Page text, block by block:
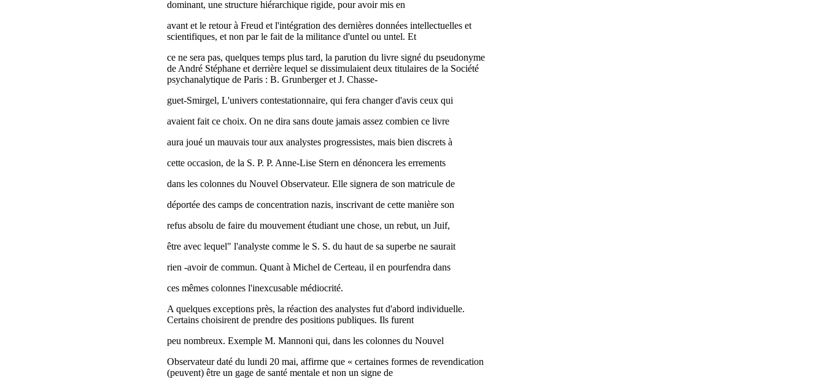
dominant, une structure hiérarchique rigide, pour avoir mis en
avant et le retour à Freud et l'intégration des dernières données intellectuelles et
scientifiques, et non par le fait de la militance d'untel ou untel. Et
ce ne sera pas, quelques temps plus tard, la parution du livre signé du pseudonyme
de André Stéphane et derrière lequel se dissimulaient deux titulaires de la Société
psychanalytique de Paris : B. Grunberger et J. Chasse-
guet-Smirgel, L'univers contestationnaire, qui fera changer d'avis ceux qui
avaient fait ce choix. On ne dira sans doute jamais assez combien ce livre
aura joué un mauvais tour aux analystes progressistes, mais bien discrets à
cette occasion, de la S. P. P. Anne-Lise Stern en dénoncera les errements
dans les colonnes du Nouvel Observateur. Elle signera de son matricule de
déportée des camps de concentration nazis, inscrivant de cette manière son
refus absolu de faire du mouvement étudiant une chose, un rebut, un Juif,
être avec lequel" l'analyste comme le S. S. du haut de sa superbe ne saurait
rien -avoir de commun. Quant à Michel de Certeau, il en pourfendra dans
ces mêmes colonnes l'inexcusable médiocrité.
A quelques exceptions près, la réaction des analystes fut d'abord individuelle.
Certains choisirent de prendre des positions publiques. Ils furent
peu nombreux. Exemple M. Mannoni qui, dans les colonnes du Nouvel
Observateur daté du lundi 20 mai, affirme que « certaines formes de revendication
(peuvent) être un gage de santé mentale et non un signe de